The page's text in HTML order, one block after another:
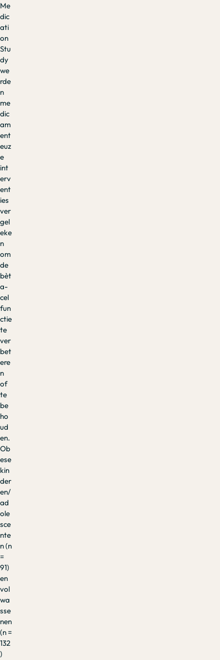
Me
dic
ati
on
Stu
dy
we
rde
n
me
dic
am
ent
euz
e
int
erv
ent
ies
ver
gel
eke
n
om
de
bèt
a-
cel
fun
ctie
te
ver
bet
ere
n
of
te
be
ho
ud
en.
Ob
ese
kin
der
en/
ad
ole
sce
nte
n (n
=
91)
en
vol
wa
sse
nen
(n =
132
)